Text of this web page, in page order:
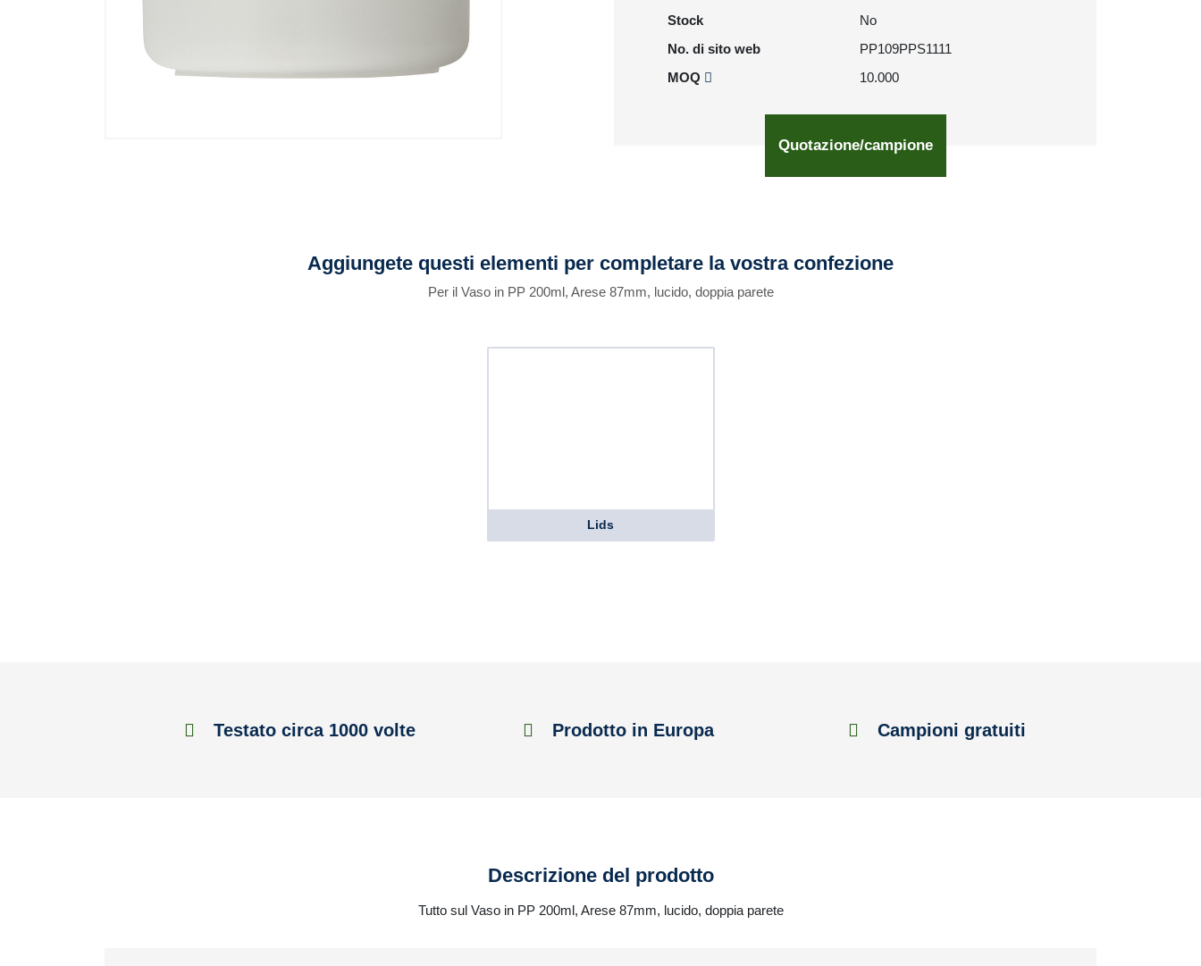
Stock
No
No. di sito web
PP109PPS1111
MOQ
10.000
Quotazione/campione
Aggiungete questi elementi per completare la vostra confezione
Per il Vaso in PP 200ml, Arese 87mm, lucido, doppia parete
Lids
Testato circa 1000 volte Prodotto in Europa Campioni gratuiti
Descrizione del prodotto
Tutto sul Vaso in PP 200ml, Arese 87mm, lucido, doppia parete